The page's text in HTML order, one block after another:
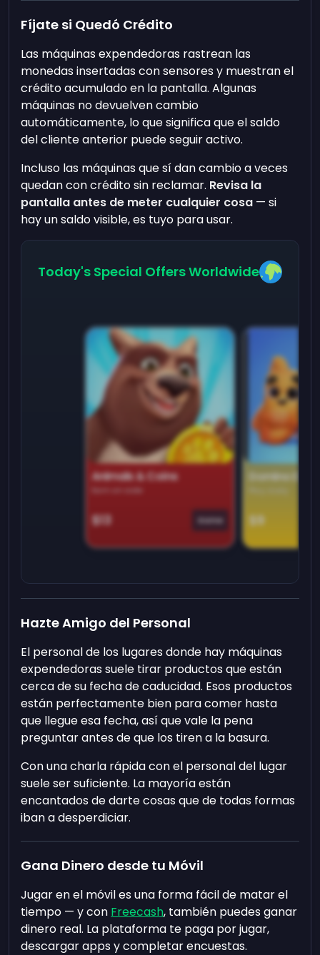
Fíjate si Quedó Crédito
Las máquinas expendedoras rastrean las
monedas insertadas con sensores y muestran el
crédito acumulado en la pantalla. Algunas
máquinas no devuelven cambio
automáticamente, lo que significa que el saldo
del cliente anterior puede seguir activo.
Incluso las máquinas que sí dan cambio a veces
quedan con crédito sin reclamar. Revisa la
pantalla antes de meter cualquier cosa — si
hay un saldo visible, es tuyo para usar.
Today's Special Offers Worldwide
Animals & Coins
Earn on side
$13 Game
Domino
$9
Hazte Amigo del Personal
El personal de los lugares donde hay máquinas
expendedoras suele tirar productos que están
cerca de su fecha de caducidad. Esos productos
están perfectamente bien para comer hasta
que llegue esa fecha, así que vale la pena
preguntar antes de que los tiren a la basura.
Con una charla rápida con el personal del lugar
suele ser suficiente. La mayoría están
encantados de darte cosas que de todas formas
iban a desperdiciar.
Gana Dinero desde tu Móvil
Jugar en el móvil es una forma fácil de matar el
tiempo — y con Freecash, también puedes ganar
dinero real. La plataforma te paga por jugar,
descargar apps y completar encuestas.